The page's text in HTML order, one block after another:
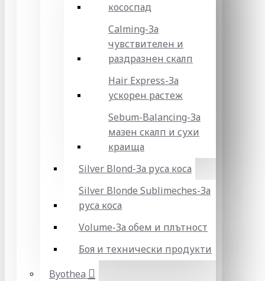
кососпад
Calming-За
чувствителен и
раздразнен скалп
Hair Express-За
ускорен растеж
Sebum-Balancing-За
мазен скалп и сухи
краища
Silver Blond-За руса коса
Silver Blonde Sublіmeches-За
руса коса
Volume-За обем и плътност
Боя и технически продукти
Byothea